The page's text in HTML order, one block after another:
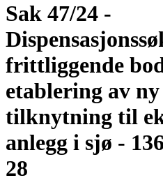
Sak 47/24 -
frittliggende
etablering av
tilknytning til
anlegg i sjø -
28